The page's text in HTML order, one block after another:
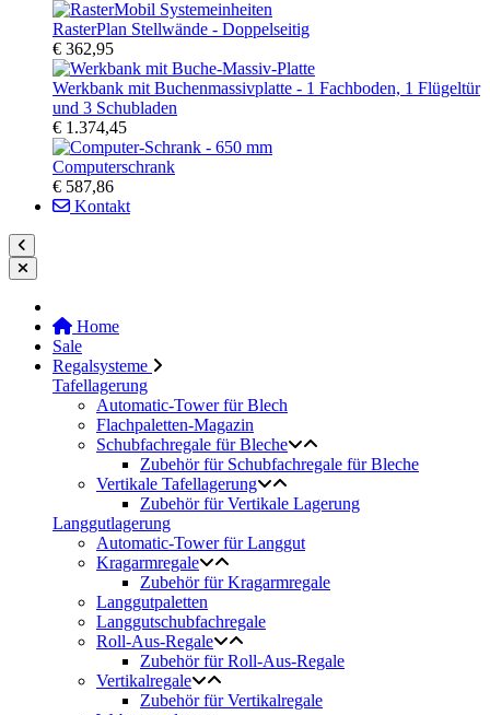
RasterPlan Stellwände - Doppelseitig
€ 362,95
Werkbank mit Buchenmassivplatte - 1 Fachboden, 1 Flügeltür
und 3 Schubladen
€ 1.374,45
Computerschrank
€ 587,86
Kontakt
Home
Sale
Regalsysteme
Tafellagerung
Automatic-Tower für Blech
Flachpaletten-Magazin
Schubfachregale für Bleche
Zubehör für Schubfachregale für Bleche
Vertikale Tafellagerung
Zubehör für Vertikale Lagerung
Langgutlagerung
Automatic-Tower für Langgut
Kragarmregale
Zubehör für Kragarmregale
Langgutpaletten
Langgutschubfachregale
Roll-Aus-Regale
Zubehör für Roll-Aus-Regale
Vertikalregale
Zubehör für Vertikalregale